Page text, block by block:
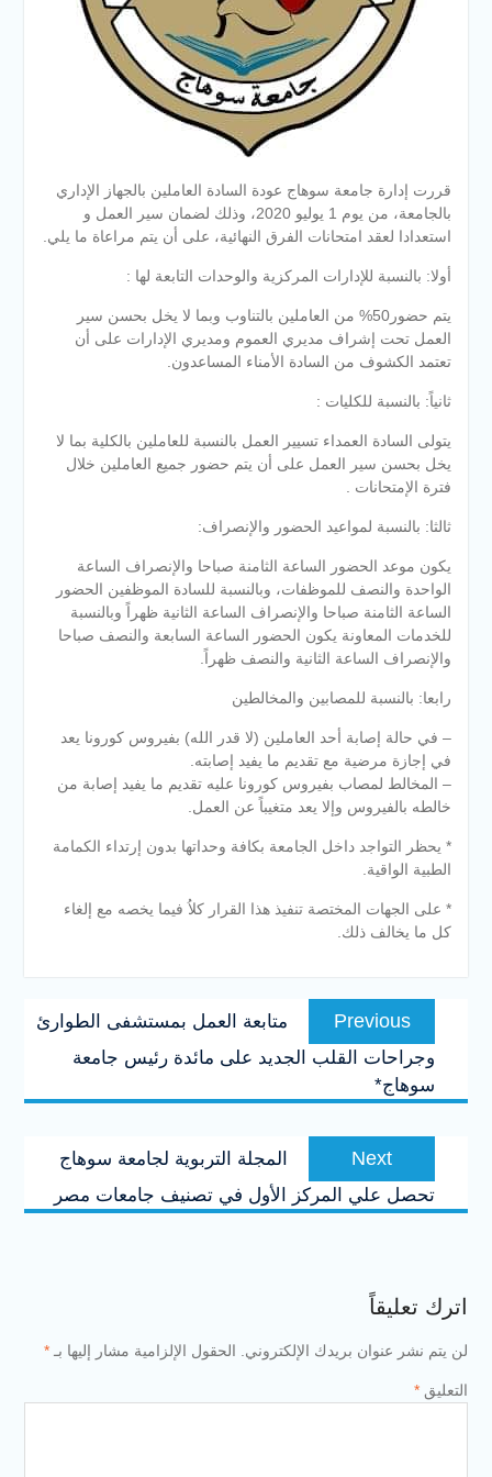
قررت إدارة جامعة سوهاج عودة السادة العاملين بالجهاز الإداري
بالجامعة، من يوم 1 يوليو 2020، وذلك لضمان سير العمل و
استعدادا لعقد امتحانات الفرق النهائية، على أن يتم مراعاة ما يلي.
أولا: بالنسبة للإدارات المركزية والوحدات التابعة لها :
يتم حضور50% من العاملين بالتناوب وبما لا يخل بحسن سير
العمل تحت إشراف مديري العموم ومديري الإدارات على أن
تعتمد الكشوف من السادة الأمناء المساعدون.
ثانياً: بالنسبة للكليات :
يتولى السادة العمداء تسيير العمل بالنسبة للعاملين بالكلية بما لا
يخل بحسن سير العمل على أن يتم حضور جميع العاملين خلال
فترة الإمتحانات .
ثالثا: بالنسبة لمواعيد الحضور والإنصراف:
يكون موعد الحضور الساعة الثامنة صباحا والإنصراف الساعة
الواحدة والنصف للموظفات، وبالنسبة للسادة الموظفين الحضور
الساعة الثامنة صباحا والإنصراف الساعة الثانية ظهراً وبالنسبة
للخدمات المعاونة يكون الحضور الساعة السابعة والنصف صباحا
والإنصراف الساعة الثانية والنصف ظهراً.
رابعا: بالنسبة للمصابين والمخالطين
– في حالة إصابة أحد العاملين (لا قدر الله) بفيروس كورونا يعد
في إجازة مرضية مع تقديم ما يفيد إصابته.
– المخالط لمصاب بفيروس كورونا عليه تقديم ما يفيد إصابة من
خالطه بالفيروس وإلا يعد متغيباً عن العمل.
* يحظر التواجد داخل الجامعة بكافة وحداتها بدون إرتداء الكمامة
الطبية الواقية.
* على الجهات المختصة تنفيذ هذا القرار كلاُ فيما يخصه مع إلغاء
كل ما يخالف ذلك.
تصفّح
المقالاتPrevious
Previous
post:
متابعة العمل بمستشفى الطوارئ
وجراحات القلب الجديد على مائدة رئيس جامعة
سوهاج*
Next
Next
post:
المجلة التربوية لجامعة سوهاج
تحصل علي المركز الأول في تصنيف جامعات مصر
اترك تعليقاً
لن يتم نشر عنوان بريدك الإلكتروني. الحقول الإلزامية مشار إليها بـ *
التعليق *